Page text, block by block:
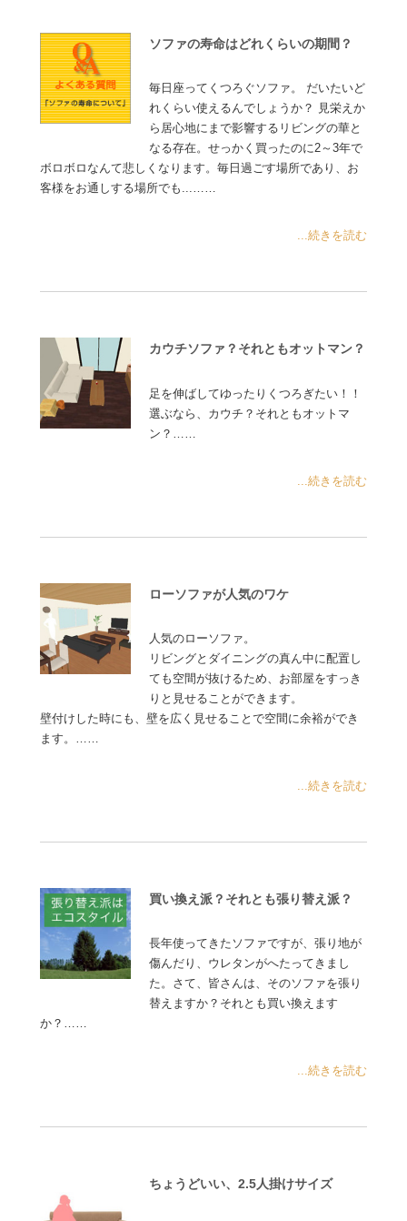
ソファの寿命はどれくらいの期間？
毎日座ってくつろぐソファ。 だいたいど
れくらい使えるんでしょうか？ 見栄えか
ら居心地にまで影響するリビングの華と
なる存在。せっかく買ったのに2～3年で
ボロボロなんて悲しくなります。毎日過ごす場所であり、お
客様をお通しする場所でも...……
...続きを読む
カウチソファ？それともオットマン？
足を伸ばしてゆったりくつろぎたい！！
選ぶなら、カウチ？それともオットマ
ン？……
...続きを読む
ローソファが人気のワケ
人気のローソファ。
リビングとダイニングの真ん中に配置し
ても空間が抜けるため、お部屋をすっき
りと見せることができます。
壁付けした時にも、壁を広く見せることで空間に余裕ができ
ます。……
...続きを読む
買い換え派？それとも張り替え派？
長年使ってきたソファですが、張り地が
傷んだり、ウレタンがへたってきまし
た。さて、皆さんは、そのソファを張り
替えますか？それとも買い換えます
か？……
...続きを読む
ちょうどいい、2.5人掛けサイズ